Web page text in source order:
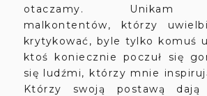
otaczamy. Unikam
malkontentów, którzy
krytykować, byle tylko komuś
ktoś koniecznie poczuł się
się ludźmi, którzy mnie
Którzy swoją postawą dają